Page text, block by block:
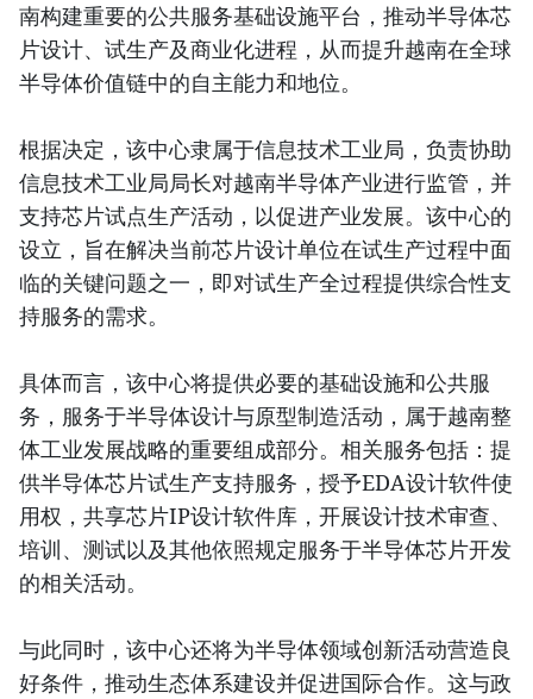
南构建重要的公共服务基础设施平台，推动半导体芯
片设计、试生产及商业化进程，从而提升越南在全球
半导体价值链中的自主能力和地位。
根据决定，该中心隶属于信息技术工业局，负责协助
信息技术工业局局长对越南半导体产业进行监管，并
支持芯片试点生产活动，以促进产业发展。该中心的
设立，旨在解决当前芯片设计单位在试生产过程中面
临的关键问题之一，即对试生产全过程提供综合性支
持服务的需求。
具体而言，该中心将提供必要的基础设施和公共服
务，服务于半导体设计与原型制造活动，属于越南整
体工业发展战略的重要组成部分。相关服务包括：提
供半导体芯片试生产支持服务，授予EDA设计软件使
用权，共享芯片IP设计软件库，开展设计技术审查、
培训、测试以及其他依照规定服务于半导体芯片开发
的相关活动。
与此同时，该中心还将为半导体领域创新活动营造良
好条件，推动生态体系建设并促进国际合作。这与政